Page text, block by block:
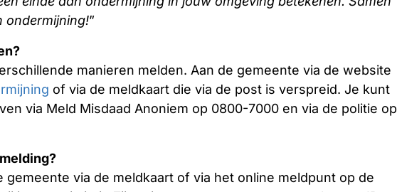
ondermijning!”
manieren melden. Aan de gemeente via de website
of via de meldkaart die via de post is verspreid. Je kunt
via Meld Misdaad Anoniem op 0800-7000 en via de politie op
gemeente via de meldkaart of via het online meldpunt op de